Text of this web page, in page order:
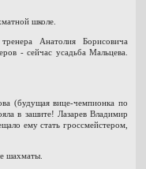
школе.
Анатолия Борисовича
- сейчас усадьба Мальцева.
(будущая вице-чемпионка по
в зашите! Лазарев Владимир
ему стать гроссмейстером,
шахматы.